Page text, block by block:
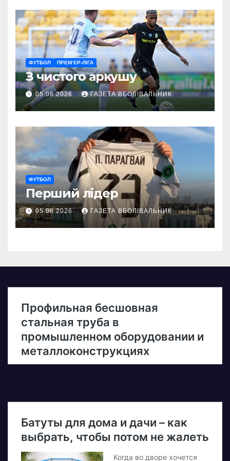
ФУТБОЛ ПРЕМ’ЄР-ЛІГА
З чистого аркушу
05.08.2026 ГАЗЕТА ВБОЛІВАЛЬНИК
ФУТБОЛ
Перший лідер
05.08.2026 ГАЗЕТА ВБОЛІВАЛЬНИК